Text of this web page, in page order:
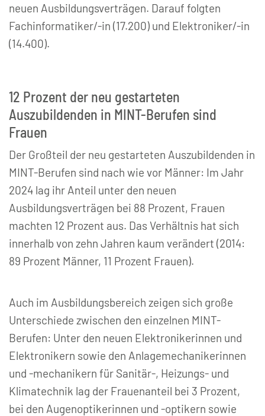
neuen Ausbildungsverträgen. Darauf folgten
Fachinformatiker/-in (17.200) und Elektroniker/-in
(14.400).
12 Prozent der neu gestarteten
Auszubildenden in MINT-Berufen sind
Frauen
Der Großteil der neu gestarteten Auszubildenden in
MINT-Berufen sind nach wie vor Männer: Im Jahr
2024 lag ihr Anteil unter den neuen
Ausbildungsverträgen bei 88 Prozent, Frauen
machten 12 Prozent aus. Das Verhältnis hat sich
innerhalb von zehn Jahren kaum verändert (2014:
89 Prozent Männer, 11 Prozent Frauen).
Auch im Ausbildungsbereich zeigen sich große
Unterschiede zwischen den einzelnen MINT-
Berufen: Unter den neuen Elektronikerinnen und
Elektronikern sowie den Anlagemechanikerinnen
und -mechanikern für Sanitär-, Heizungs- und
Klimatechnik lag der Frauenanteil bei 3 Prozent,
bei den Augenoptikerinnen und -optikern sowie